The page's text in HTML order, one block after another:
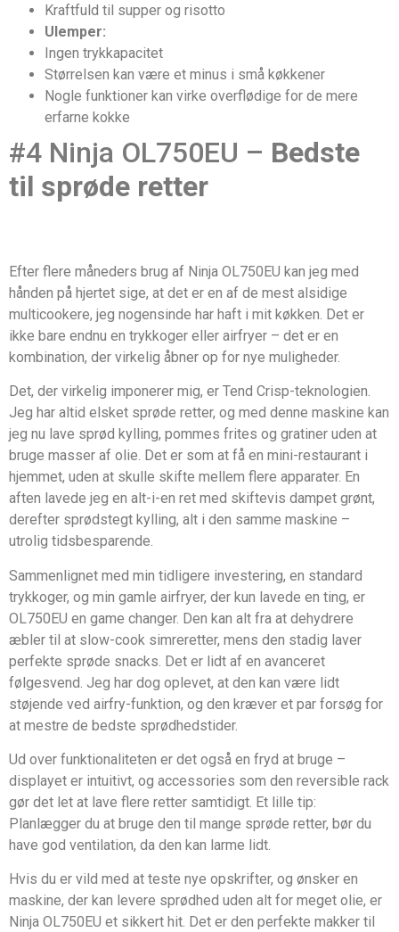
Kraftfuld til supper og risotto
Ulemper:
Ingen trykkapacitet
Størrelsen kan være et minus i små køkkener
Nogle funktioner kan virke overflødige for de mere
erfarne kokke
#4 Ninja OL750EU – Bedste
til sprøde retter
Efter flere måneders brug af Ninja OL750EU kan jeg med
hånden på hjertet sige, at det er en af de mest alsidige
multicookere, jeg nogensinde har haft i mit køkken. Det er
ikke bare endnu en trykkoger eller airfryer – det er en
kombination, der virkelig åbner op for nye muligheder.
Det, der virkelig imponerer mig, er Tend Crisp-teknologien.
Jeg har altid elsket sprøde retter, og med denne maskine kan
jeg nu lave sprød kylling, pommes frites og gratiner uden at
bruge masser af olie. Det er som at få en mini-restaurant i
hjemmet, uden at skulle skifte mellem flere apparater. En
aften lavede jeg en alt-i-en ret med skiftevis dampet grønt,
derefter sprødstegt kylling, alt i den samme maskine –
utrolig tidsbesparende.
Sammenlignet med min tidligere investering, en standard
trykkoger, og min gamle airfryer, der kun lavede en ting, er
OL750EU en game changer. Den kan alt fra at dehydrere
æbler til at slow-cook simreretter, mens den stadig laver
perfekte sprøde snacks. Det er lidt af en avanceret
følgesvend. Jeg har dog oplevet, at den kan være lidt
støjende ved airfry-funktion, og den kræver et par forsøg for
at mestre de bedste sprødhedstider.
Ud over funktionaliteten er det også en fryd at bruge –
displayet er intuitivt, og accessories som den reversible rack
gør det let at lave flere retter samtidigt. Et lille tip:
Planlægger du at bruge den til mange sprøde retter, bør du
have god ventilation, da den kan larme lidt.
Hvis du er vild med at teste nye opskrifter, og ønsker en
maskine, der kan levere sprødhed uden alt for meget olie, er
Ninja OL750EU et sikkert hit. Det er den perfekte makker til